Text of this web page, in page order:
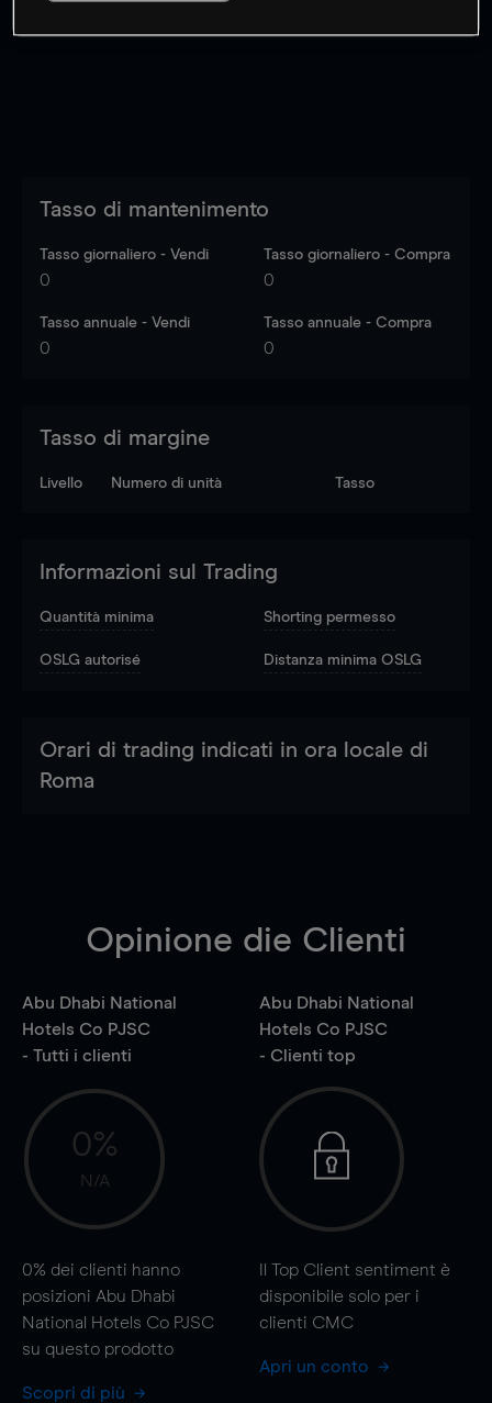
Tasso di mantenimento
Tasso giornaliero - Vendi
0
Tasso giornaliero - Compra
0
Tasso annuale - Vendi
0
Tasso annuale - Compra
0
Tasso di margine
Livello Numero di unità Tasso
Informazioni sul Trading
Quantità minima Shorting permesso
OSLG autorisé Distanza minima OSLG
Orari di trading indicati in ora locale di
Roma
Opinione die Clienti
Abu Dhabi National
Hotels Co PJSC
- Tutti i clienti
0%
N/A
0% dei clienti hanno
posizioni Abu Dhabi
National Hotels Co PJSC
su questo prodotto
Scopri di più
Abu Dhabi National
Hotels Co PJSC
- Clienti top
Il Top Client sentiment è
disponibile solo per i
clienti CMC
Apri un conto